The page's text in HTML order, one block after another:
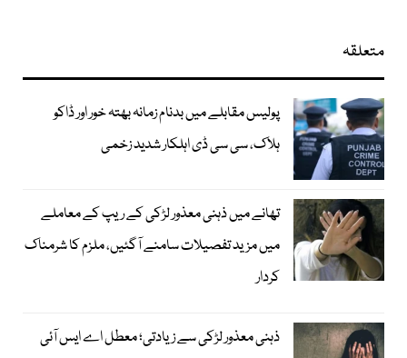
متعلقہ
پولیس مقابلے میں بدنام زمانہ بھتہ خور اور ڈاکو
ہلاک، سی سی ڈی اہلکار شدید زخمی
تھانے میں ذہنی معذور لڑکی کے ریپ کے معاملے
میں مزید تفصیلات سامنے آگئیں، ملزم کا شرمناک
کردار
ذہنی معذور لڑکی سے زیادتی؛ معطل اے ایس آئی